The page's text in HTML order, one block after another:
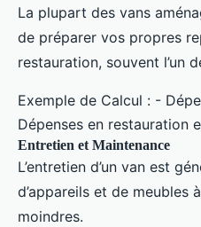
La plupart des vans
de préparer vos propres
restauration, souvent l’un
Exemple de Calcul : -
Dépenses en restauration
Entretien et Maintenance
L’entretien d’un van est
d’appareils et de meubles
moindres.